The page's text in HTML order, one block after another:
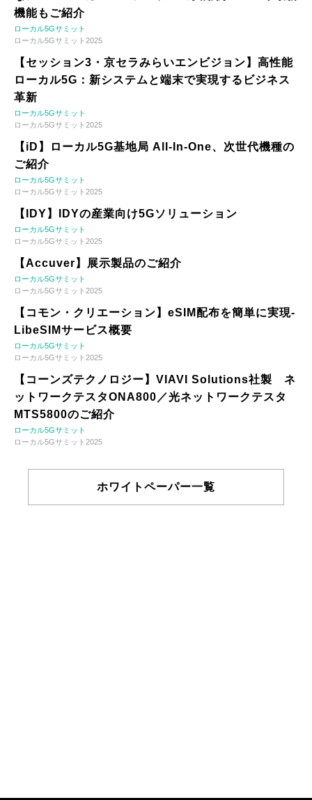
機能もご紹介
ローカル5Gサミット
ローカル5Gサミット2025
【セッション3・京セラみらいエンビジョン】高性能
ローカル5G：新システムと端末で実現するビジネス
革新
ローカル5Gサミット
ローカル5Gサミット2025
【iD】ローカル5G基地局 All-In-One、次世代機種の
ご紹介
ローカル5Gサミット
ローカル5Gサミット2025
【IDY】IDYの産業向け5Gソリューション
ローカル5Gサミット
ローカル5Gサミット2025
【Accuver】展示製品のご紹介
ローカル5Gサミット
ローカル5Gサミット2025
【コモン・クリエーション】eSIM配布を簡単に実現-
LibeSIMサービス概要
ローカル5Gサミット
ローカル5Gサミット2025
【コーンズテクノロジー】VIAVI Solutions社製 ネ
ットワークテスタONA800／光ネットワークテスタ
MTS5800のご紹介
ローカル5Gサミット
ローカル5Gサミット2025
ホワイトペーパー一覧